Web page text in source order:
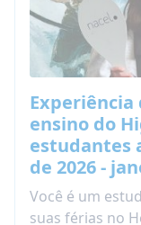
Experiência
ensino do
estudantes
de 2026 -
Você é um
suas férias no